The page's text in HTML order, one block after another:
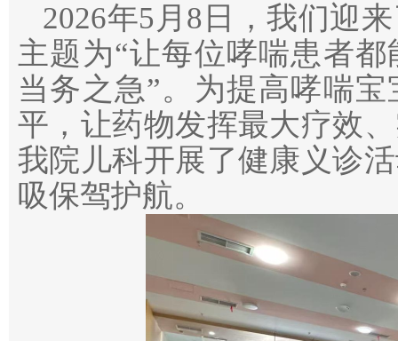
2026年5月8日，我们迎
主题为“让每位哮喘患者
当务之急”。为提高哮喘
平，让药物发挥最大疗效
我院儿科开展了健康义诊
吸保驾护航。